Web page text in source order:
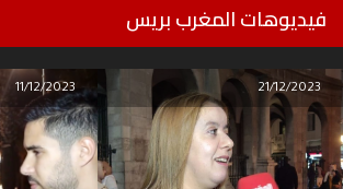
فيديوهات المغرب بريس
21/12/2023
11/12/2023